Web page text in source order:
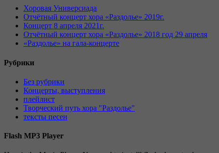
Хоровая Универсиада
Отчётный концерт хора «Раздолье» 2019г.
Концерт 8 апреля 2021г.
Отчётный концерт хора «Раздолье» 2018 год 29 апреля
«Раздолье» на гала-концерте
Рубрики
Без рубрики
Концерты, выступления
плейлист
Творческий путь хора "Раздолье"
тексты песен
Flash MP3 Player